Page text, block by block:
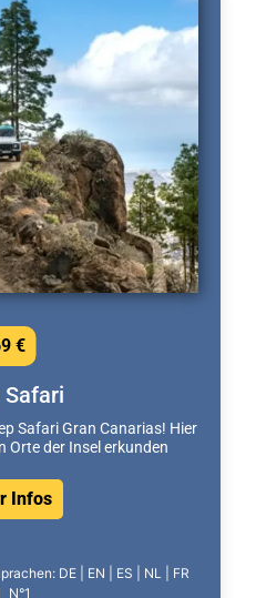
Safari Gran Canarias! Hier
Orte der Insel erkunden
Infos
€
DE | EN | ES | NL | FR
N°1